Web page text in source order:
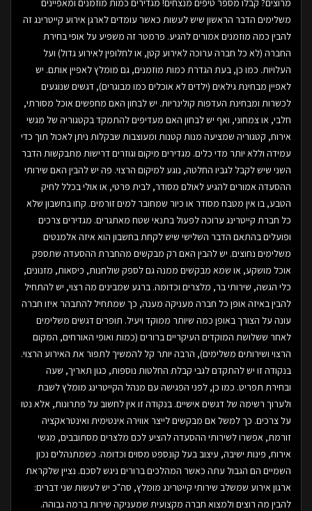
מרוצים? קבלו מספר טיפים מנצחים! מגדירים כמות מוזמנים ומאפיינים
משלימים הדבר הראשון שיש לעשות כאשר עומדים לארגן אירוע קייטרינג זה
להבין כמה מוזמנים אמורים להגיע. פרמטר זה משפיע על אופי בחירת
החברה (לא כל חברה ערוכה לאירוע קטן, או לחלופין לאירוע גדול) ועל
העלויות. כמו כן, בעת הגדרת כמות מוזמנים, גם מומלץ לאפיין אותם. יש
לאפיין מבחינת גילאים (ילדים לא אוכלים כמו מבוגרים), דגשים שנוגעים
לכשרות ומבחינת העדפות קולינריות. יש לבחון האם מחפשים אוכל מסורתי,
חלבי, או צמחוני, ואף יש לבחון האם מעדיפים להתמקד בקטגוריה של מגשי
אירוח, קטגוריה שמציעה מנות קטנות ומעוצבות שבקלות ניתן לאכול תוך כדי
עמידה וללא יותר מדי כלים. מגדירים מיקום וגוזרים דרישות מתבקשות הדבר
השני שיש לקבל לגביו החלטה, נוגע למיקום הרצוי. פה יש להבין האם שירותי
ההסעדה אמורים להגיע לאולם מסודר, לבית פרטי, או אולי בכלל לחיק
הטבע, בו אין מטבח מסודר או כיור שמחובר למים זורמים. קחו בחשבון שלא
כל חברת קייטרינג ערוכה לפעול בתנאי שטח מאתגרים. מגדירים צרכים
ופועלים בהתאם הדבר השלישי שיש לקחת בחשבון הוא איזה אלמנטים
משלימים נחוצים. יש להבין האם רק מבקשים מהחברת ההסעדה שתספק
אוכל מושקע, או שמא מבקשים ממנה גם לספק שולחנות, כיסאות, מזנונים,
כלי הגשה, שירותי בר, מלצרים וכדומה. ברגע שמבינים מה רצוי, יש להתחיל
להבין באיזה אופן כל חברה מעניקה מענה, כך שמתחיל להתבהר איזו חברה
עונה על הצורך באופן כמה שיותר ממוקד ויעיל. תופרים דגשים משלימים
לאחר ששלושת המוקדים העיקריים ברורים (כמות ואופי האורחים, המקום
הרצוי ושירותים משלימים), הרבה יותר קל להמשיך לתפור את האירוע הרצוי.
בנקודה זו יש להתקדם לגבי קבלת החלטות נוספות, כגון תאריך, שעה
ובחירת תפריט. כמו כן, לפני הפגישה עם מנהל הקייטרינג מומלץ לשבת
ולערוך רשימה של דגשים אישיים. בנקודה זו אין לחשוב על פתרונות, אלא נטו
על צרכים. כך למשל אם מבקשים לייצר אווירה אינטימית ואינטראקציה
זורמת, אפשרו לשירותי ההסעדה להציע לכם מלצרים מסתובבים, מגשי
אירוח, פינות ישיבה, עיצוב בעל קונספט מסוים וכדומה. כשמתנהלים נכון
השמיים הם הגבול עתה כאשר המהלכים ברורים ניגש לסכם. נציין שלקראת
ארגון אירוע שמשלב שירותי קייטרינג מומלץ, סה"כ יש לעשות שני דברים:
להבין מה רוצים ולמצוא חברה מקצועית שמעניקה שירות ברמה גבוהה.